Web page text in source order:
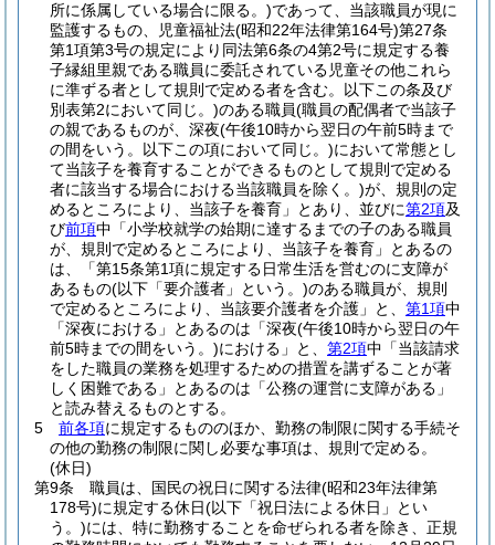
所に係属している場合に限る。)であって、当該職員が現に
監護するもの、児童福祉法(昭和22年法律第164号)第27条
第1項第3号の規定により同法第6条の4第2号に規定する養
子縁組里親である職員に委託されている児童その他これら
に準ずる者として規則で定める者を含む。以下この条及び
別表第2において同じ。)のある職員(職員の配偶者で当該子
の親であるものが、深夜(午後10時から翌日の午前5時まで
の間をいう。以下この項において同じ。)において常態とし
て当該子を養育することができるものとして規則で定める
者に該当する場合における当該職員を除く。)が、規則の定
めるところにより、当該子を養育」とあり、並びに第2項及
び前項中「小学校就学の始期に達するまでの子のある職員
が、規則で定めるところにより、当該子を養育」とあるの
は、「第15条第1項に規定する日常生活を営むのに支障が
あるもの(以下「要介護者」という。)のある職員が、規則
で定めるところにより、当該要介護者を介護」と、 第1項中
「深夜における」とあるのは「深夜(午後10時から翌日の午
前5時までの間をいう。)における」と、 第2項中「当該請求
をした職員の業務を処理するための措置を講ずることが著
しく困難である」とあるのは「公務の運営に支障がある」
と読み替えるものとする。
5
前各項に規定するもののほか、勤務の制限に関する手続そ
の他の勤務の制限に関し必要な事項は、規則で定める。
(休日)
第9条
職員は、国民の祝日に関する法律(昭和23年法律第
178号)に規定する休日(以下「祝日法による休日」とい
う。)には、特に勤務することを命ぜられる者を除き、正規